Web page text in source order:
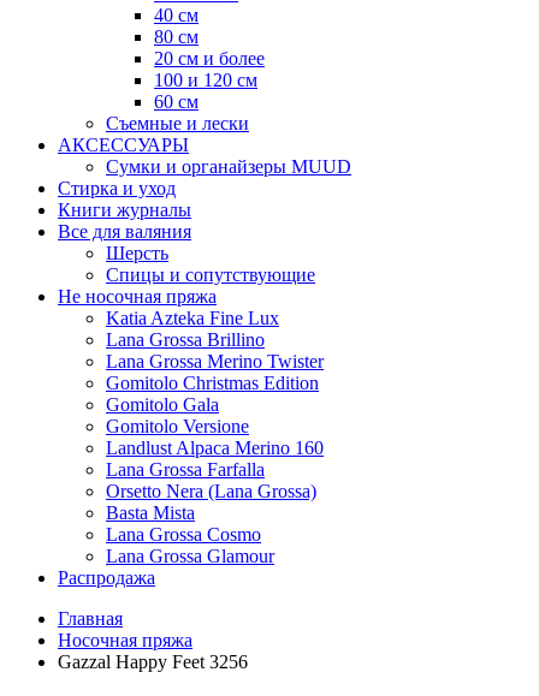
40 см
80 см
20 см и более
100 и 120 см
60 см
Съемные и лески
АКСЕССУАРЫ
Сумки и органайзеры MUUD
Стирка и уход
Книги журналы
Все для валяния
Шерсть
Спицы и сопутствующие
Не носочная пряжа
Katia Azteka Fine Lux
Lana Grossa Brillino
Lana Grossa Merino Twister
Gomitolo Christmas Edition
Gomitolo Gala
Gomitolo Versione
Landlust Alpaca Merino 160
Lana Grossa Farfalla
Orsetto Nera (Lana Grossa)
Basta Mista
Lana Grossa Cosmo
Lana Grossa Glamour
Распродажа
Главная
Носочная пряжа
Gazzal Happy Feet 3256